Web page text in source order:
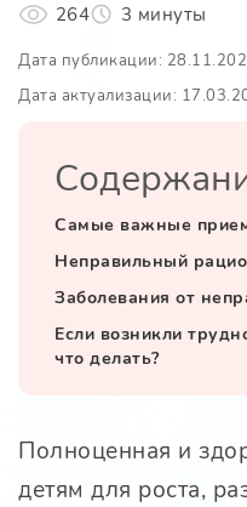
264 3 минуты
Дата публикации:
Дата актуализации:
Самые важные
Неправильный
Заболевания от
Если возникли
что делать?
Полноценная и
детям для роста,